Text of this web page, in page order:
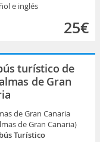
e inglés
25€
turístico de
de Gran
de Gran Canaria
de Gran Canaria)
Turístico